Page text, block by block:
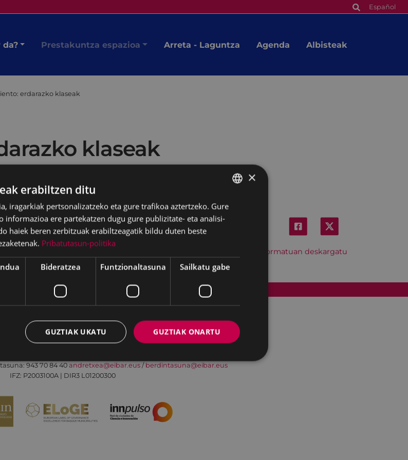
Español
da? Prestakuntza espazioa Arreta - Laguntza Agenda Albisteak
erdarazko klaseak
klaseak
Hitzordu hau iCal formatuan deskargatu
Kontaktua Lege-oharra Cookien politika
Udalaren sare sozial guztiak
943 70 84 40andretxea@eibar.eus/ berdintasuna@eibar.eus
IFZ: P2003100A | DIR3 L01200300
BASQUE
SPANISH
×
erabiltzen ditu
iragarkiak pertsonalizatzeko eta gure trafikoa aztertzeko. Gure
informazioa ere partekatzen dugu gure publizitate- eta analisi-
haiek beren zerbitzuak erabiltzeagatik bildu duten beste
Pribatutasun-politika
Bideratzea Funtzionaltasuna Sailkatu gabe
GUZTIAK ONARTU
GUZTIAK UKATU